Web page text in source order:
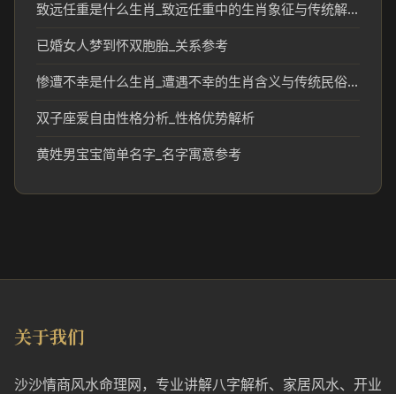
致远任重是什么生肖_致远任重中的生肖象征与传统解读
已婚女人梦到怀双胞胎_关系参考
惨遭不幸是什么生肖_遭遇不幸的生肖含义与传统民俗解读
双子座爱自由性格分析_性格优势解析
黄姓男宝宝简单名字_名字寓意参考
关于我们
沙沙情商风水命理网，专业讲解八字解析、家居风水、开业